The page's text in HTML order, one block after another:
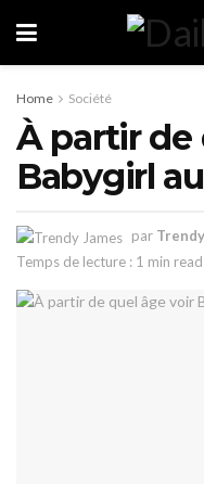
Home Société
À partir de
Babygirl
par
Temps de lecture : 1 min read